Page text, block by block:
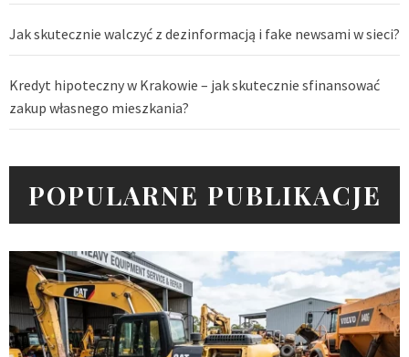
Jak skutecznie walczyć z dezinformacją i fake newsami w sieci?
Kredyt hipoteczny w Krakowie – jak skutecznie sfinansować
zakup własnego mieszkania?
POPULARNE PUBLIKACJE